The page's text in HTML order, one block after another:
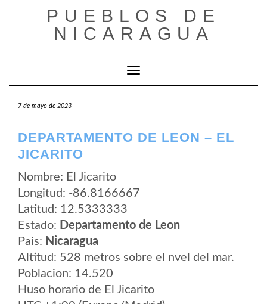
PUEBLOS DE
NICARAGUA
Cambiar modo de navegación
7 de mayo de 2023
DEPARTAMENTO DE LEON – EL
JICARITO
Nombre: El Jicarito
Longitud: -86.8166667
Latitud: 12.5333333
Estado: Departamento de Leon
Pais: Nicaragua
Altitud: 528 metros sobre el nvel del mar.
Poblacion: 14.520
Huso horario de El Jicarito